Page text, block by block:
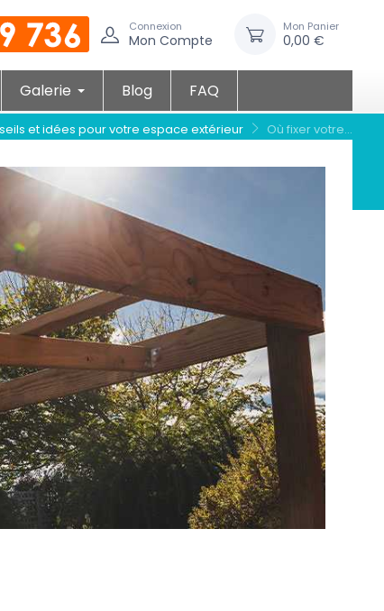
Connexion
Mon Compte
Mon Panier
0,00 €
Galerie Blog FAQ
et idées pour votre espace extérieur Où fixer votre...